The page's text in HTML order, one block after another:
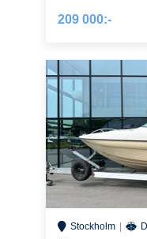
209 000:-
Stockholm